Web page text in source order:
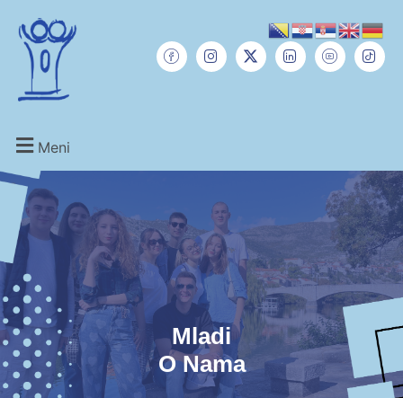
Meni
Mladi
O Nama